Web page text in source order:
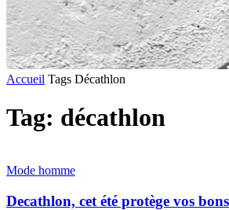
Accueil Tags Décathlon
Tag: décathlon
Mode homme
Decathlon, cet été protège vos